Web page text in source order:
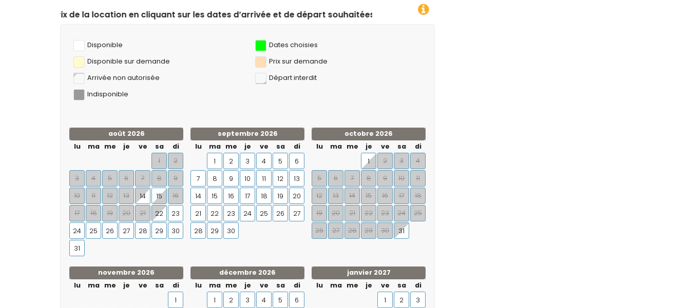
location en cliquant sur les dates d’arrivée et de départ souhaitées !
Disponible
Dates choisies
Disponible sur demande
Prix ​​sur demande
Arrivée non autorisée
Départ interdit
Indisponible
août 2026
lu
ma me je ve sa
di
1
2
3
4 5 6 7 8
9
10
11 12 13 14 15
16
17
18 19 20 21 22
23
24
25 26 27 28 29
30
31
septembre 2026
lu
ma me je ve sa
di
1
2 3 4 5
6
7
8 9 10 11 12
13
14
15 16 17 18 19
20
21
22 23 24 25 26
27
28
29 30
octobre 2026
lu
ma me je ve sa
di
1
2 3
4
5
6 7 8 9 10
11
12
13 14 15 16 17
18
19
20 21 22 23 24
25
26
27 28 29 30 31
novembre 2026
lu
ma me je ve sa
di
1
décembre 2026
lu
ma me je ve sa
di
1
2 3 4 5
6
janvier 2027
lu
ma me je ve sa
di
1
2
3